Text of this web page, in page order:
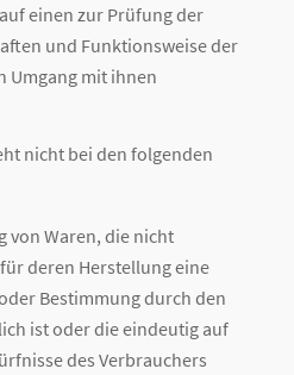
einen zur Prüfung der
und Funktionsweise der
Umgang mit ihnen
nicht bei den folgenden
von Waren, die nicht
deren Herstellung eine
Bestimmung durch den
ist oder die eindeutig auf
des Verbrauchers